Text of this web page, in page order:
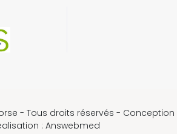
- Tous droits réservés - Conception
: Answebmed